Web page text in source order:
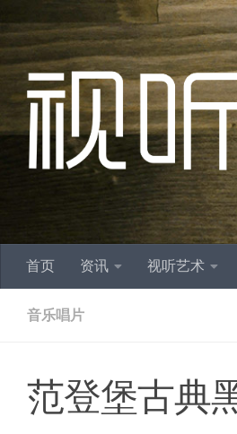
跳至内容
首页 资讯 视听艺术
音乐唱片
范登堡古典